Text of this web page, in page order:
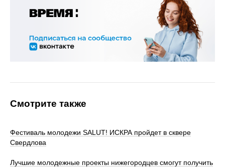
Смотрите также
Фестиваль молодежи SALUT! ИСКРА пройдет в сквере
Свердлова
Лучшие молодежные проекты нижегородцев смогут получить